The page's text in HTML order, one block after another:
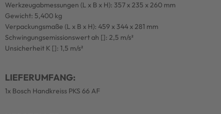
Werkzeugabmessungen (L x B x H): 357 x 235 x 260 mm
Gewicht: 5,400 kg
Verpackungsmaße (L x B x H): 459 x 344 x 281 mm
Schwingungsemissionswert ah []: 2,5 m/s²
Unsicherheit K []: 1,5 m/s²
LIEFERUMFANG:
1x Bosch Handkreiss PKS 66 AF